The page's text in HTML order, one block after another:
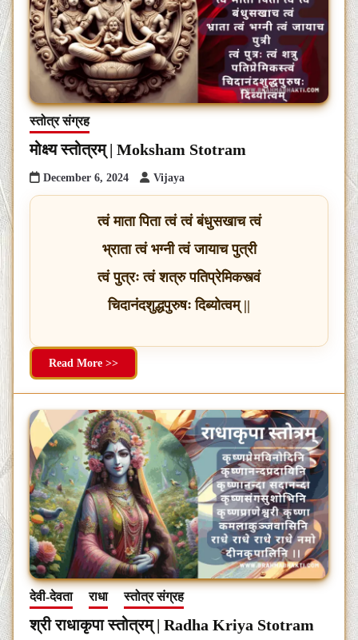
स्तोत्र संग्रह
मोक्ष्य स्तोत्रम् | Moksham Stotram
December 6, 2024 Vijaya
त्वं माता पिता त्वं त्वं बंधुसखाच त्वं
भ्राता त्वं भग्नी त्वं जायाच पुत्री
त्वं पुत्रः त्वं शत्रु पतिप्रेमिकस्त्वं
चिदानंदशुद्धपुरुषः दिब्योत्वम् ||
Read More >>
देवी-देवता राधा स्तोत्र संग्रह
श्री राधाकृपा स्तोत्रम् | Radha Kriya Stotram